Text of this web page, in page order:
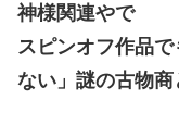
神様関連やで
スピンオフ作品
ない」謎の古物